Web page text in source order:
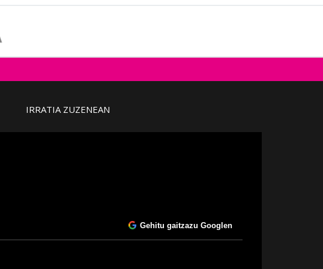
IRRATIA ZUZENEAN
Gehitu gaitzazu Googlen